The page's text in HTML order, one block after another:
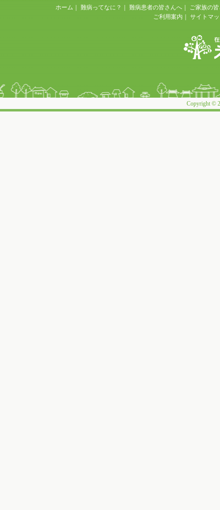
ホーム｜ 難病ってなに？｜ 難病患者の皆さんへ｜ ご家族の
ご利用案内｜ サイトマ
Copyright ©